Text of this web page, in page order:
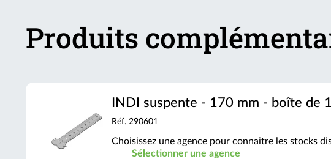
Produits
INDI suspente - 170 mm - boîte de
Réf. 290601
Choisissez une agence pour connaitre les stocks
Sélectionner une agence